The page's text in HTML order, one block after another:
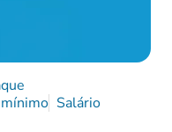
Salário